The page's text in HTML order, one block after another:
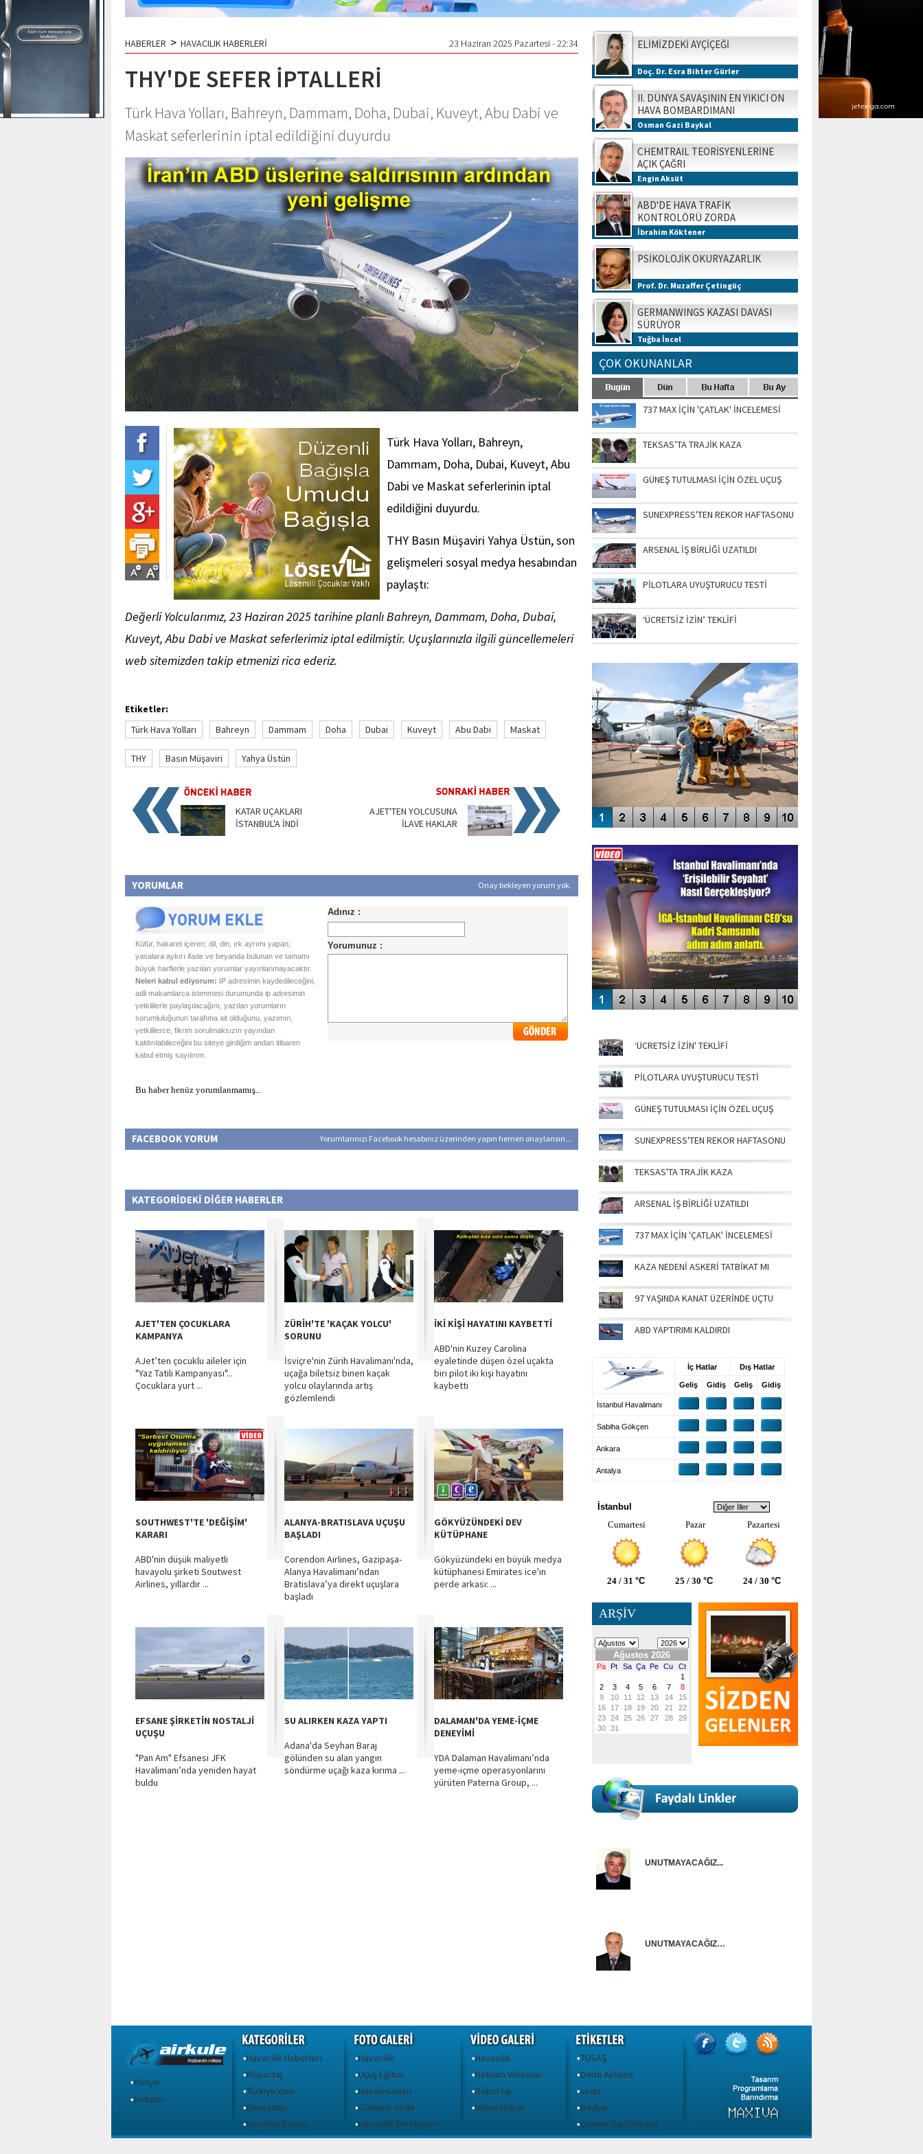
HABERLER > HAVACILIK HABERLERİ 23 Haziran 2025 Pazartesi - 22:34
THY'DE SEFER İPTALLERİ
Türk Hava Yolları, Bahreyn, Dammam, Doha, Dubai, Kuveyt, Abu Dabi ve
Maskat seferlerinin iptal edildiğini duyurdu
Türk Hava Yolları, Bahreyn,
Dammam, Doha, Dubai, Kuveyt, Abu
Dabi ve Maskat seferlerinin iptal
edildiğini duyurdu.
THY Basın Müşaviri Yahya Üstün, son
gelişmeleri sosyal medya hesabından
paylaştı:
Değerli Yolcularımız, 23 Haziran 2025 tarihine planlı Bahreyn, Dammam, Doha, Dubai,
Kuveyt, Abu Dabi ve Maskat seferlerimiz iptal edilmiştir. Uçuşlarınızla ilgili güncellemeleri
web sitemizden takip etmenizi rica ederiz.
Etiketler:
Türk Hava Yolları
Bahreyn Dammam Doha Dubai Kuveyt Abu Dabi Maskat
THY Basın Müşaviri Yahya Üstün
KATAR UÇAKLARI
İSTANBUL'A İNDİ
AJET'TEN YOLCUSUNA
İLAVE HAKLAR
YORUMLAR Onay bekleyen yorum yok.
Küfür, hakaret içeren; dil, din, ırk ayrımı yapan;
yasalara aykırı ifade ve beyanda bulunan ve tamamı
büyük harflerle yazılan yorumlar yayınlanmayacaktır.
Neleri kabul ediyorum: IP adresimin kaydedileceğini,
adli makamlarca istenmesi durumunda ip adresimin
yetkililerle paylaşılacağını, yazılan yorumların
sorumluluğunun tarafıma ait olduğunu, yazımın,
yetkililerce, fikrim sorulmaksızın yayından
kaldırılabileceğini bu siteye girdiğim andan itibaren
kabul etmiş sayılırım.
Bu haber henüz yorumlanmamış...
FACEBOOK YORUM Yorumlarınızı Facebook hesabınız üzerinden yapın hemen onaylansın...
KATEGORİDEKİ DİĞER HABERLER
AJET'TEN ÇOCUKLARA
KAMPANYA
AJet’ten çocuklu aileler için
"Yaz Tatili Kampanyası"...
Çocuklara yurt ...
ZÜRİH'TE 'KAÇAK YOLCU'
SORUNU
İsviçre'nin Zürih Havalimanı'nda,
uçağa biletsiz binen kaçak
yolcu olaylarında artış
gözlemlendi
İKİ KİŞİ HAYATINI KAYBETTİ
ABD'nin Kuzey Carolina
eyaletinde düşen özel uçakta
biri pilot iki kişi hayatını
kaybetti
SOUTHWEST'TE 'DEĞİŞİM'
KARARI
ABD'nin düşük maliyetli
havayolu şirketi Soutwest
Airlines, yıllardır ...
ALANYA-BRATISLAVA UÇUŞU
BAŞLADI
Corendon Airlines, Gazipaşa-
Alanya Havalimanı’ndan
Bratislava’ya direkt uçuşlara
başladı
GÖKYÜZÜNDEKİ DEV
KÜTÜPHANE
Gökyüzündeki en büyük medya
kütüphanesi Emirates ice'ın
perde arkası: ...
EFSANE ŞİRKETİN NOSTALJİ
UÇUŞU
"Pan Am" Efsanesi JFK
Havalimanı’nda yeniden hayat
buldu
SU ALIRKEN KAZA YAPTI
Adana'da Seyhan Baraj
gölünden su alan yangın
söndürme uçağı kaza kırıma ...
DALAMAN'DA YEME-İÇME
DENEYİMİ
YDA Dalaman Havalimanı’nda
yeme-içme operasyonlarını
yürüten Paterna Group, ...
ELİMİZDEKİ AYÇİÇEĞİ
Doç. Dr. Esra Bihter Gürler
II. DÜNYA SAVAŞININ EN YIKICI ON
HAVA BOMBARDIMANI
Osman Gazi Baykal
CHEMTRAIL TEORİSYENLERİNE
AÇIK ÇAĞRI
Engin Aksüt
ABD'DE HAVA TRAFİK
KONTROLÖRÜ ZORDA
İbrahim Köktener
PSİKOLOJİK OKURYAZARLIK
Prof. Dr. Muzaffer Çetingüç
GERMANWINGS KAZASI DAVASI
SÜRÜYOR
Tuğba İncel
ÇOK OKUNANLAR
737 MAX İÇİN 'ÇATLAK' İNCELEMESİ
TEKSAS’TA TRAJİK KAZA
GÜNEŞ TUTULMASI İÇİN ÖZEL UÇUŞ
SUNEXPRESS'TEN REKOR HAFTASONU
ARSENAL İŞ BİRLİĞİ UZATILDI
PİLOTLARA UYUŞTURUCU TESTİ
‘ÜCRETSİZ İZİN’ TEKLİFİ
SİNGAPUR AIRSHOW-2020
ENGELLERİN AŞILDIĞI HAVALİMANI
‘ÜCRETSİZ İZİN' TEKLİFİ
PİLOTLARA UYUŞTURUCU TESTİ
GÜNEŞ TUTULMASI İÇİN ÖZEL UÇUŞ
SUNEXPRESS'TEN REKOR HAFTASONU
TEKSAS'TA TRAJİK KAZA
ARSENAL İŞ BİRLİĞİ UZATILDI
737 MAX İÇİN 'ÇATLAK' İNCELEMESİ
KAZA NEDENİ ASKERİ TATBİKAT MI
97 YAŞINDA KANAT ÜZERİNDE UÇTU
ABD YAPTIRIMI KALDIRDI
İç Hatlar Dış Hatlar
Geliş Gidiş Geliş Gidiş
İstanbul Havalimanı
Sabiha Gökçen
Ankara
Antalya
İstanbul
Cumartesi
Pazar Pazartesi
24 / 31 °C 25 / 30 °C 24 / 30 °C
ARŞİV
UNUTMAYACAĞIZ...
UNUTMAYACAĞIZ…
•Künye
•İletişim
•Havacılık Haberleri
•Röportaj
•Türkiye'den
•Dünyadan
•Seyahat Rotası
•Havacılık
•Uçuş Eğitim
•Havalimanları
•Göklere Veda
•Havacılık Emekçileri
•Havacılık
•Reklam Videoları
•Röportaj
•Video Haber
•TUSAŞ
•Delta Airlines
•uydu
•Baykar
•Osman Gazi Baykal